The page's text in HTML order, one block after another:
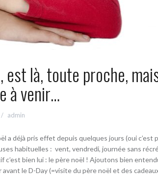
là, toute proche,
à venir…
admin
a déjà pris effet depuis quelques jours (oui c’est
habituelles : vent, vendredi, journée sans
bien lui : le père noël ! Ajoutons bien
le D-Day (=visite du père noël et des